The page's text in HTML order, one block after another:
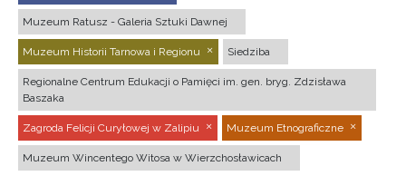
Muzeum Ratusz - Galeria Sztuki Dawnej
Muzeum Historii Tarnowa i Regionu Siedziba
Regionalne Centrum Edukacji o Pamięci im. gen. bryg. Zdzisława
Baszaka
Zagroda Felicji Curyłowej w Zalipiu Muzeum Etnograficzne
Muzeum Wincentego Witosa w Wierzchosławicach